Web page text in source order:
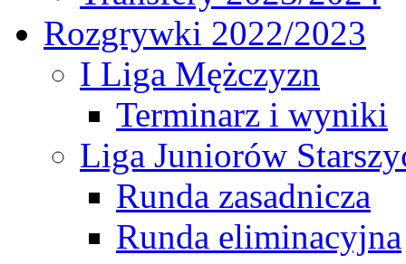
Rozgrywki 2022/2023
I Liga Mężczyzn
Terminarz i wyniki
Liga Juniorów
Runda zasadnicza
Runda eliminacyjna